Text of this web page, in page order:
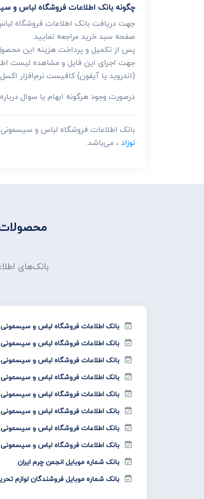
چگونه بانک اطلاعات فروشگاه لباس و
جهت دریافت بانک اطلاعات فروشگاه
صفحه سبد خرید مراجعه نمایید.
پس از تکمیل و پرداخت هزینه این
جهت اجرای این فایل و مشاهده لیست
(اندروید یا آیفون) کافیست نرم‌افزار
درصورت وجود هرگونه ابهام یا سوال
بانک اطلاعات فروشگاه لباس و
نوزاد ، می‌باشد.
بانک‌های
بانک اطلاعات فروشگاه لباس و
بانک اطلاعات فروشگاه لباس و
بانک اطلاعات فروشگاه لباس و
بانک اطلاعات فروشگاه لباس و
بانک اطلاعات فروشگاه لباس و
بانک اطلاعات فروشگاه لباس و
بانک اطلاعات فروشگاه لباس و
بانک اطلاعات فروشگاه لباس و
بانک شماره موبایل انجمن چرم ایران
بانک شماره موبایل فروشندگان لوازم